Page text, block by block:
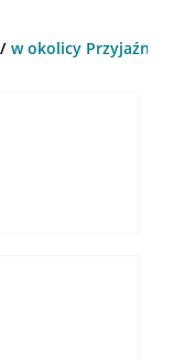
w okolicy Przyjaźni